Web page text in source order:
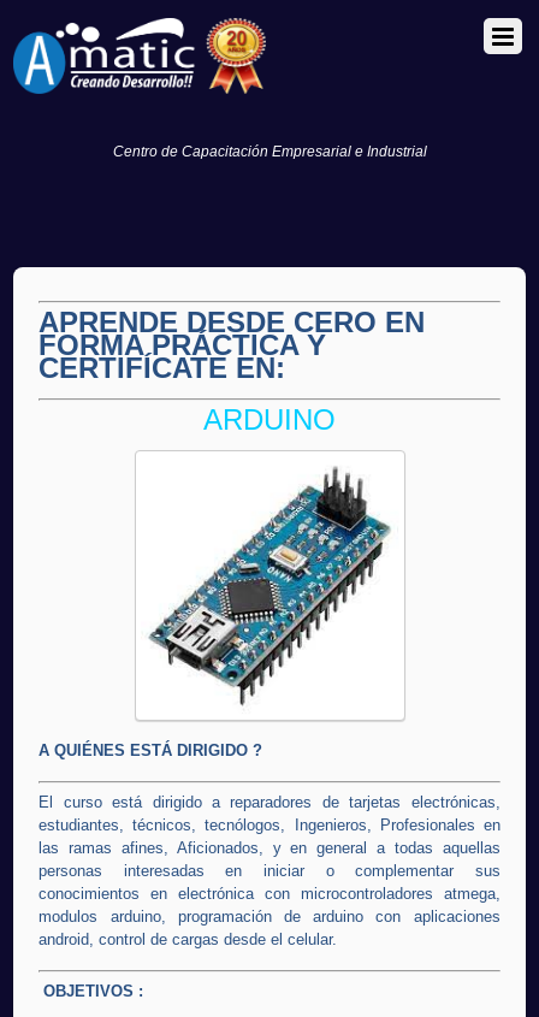
Centro de Capacitación Empresarial e Industrial
APRENDE DESDE CERO EN
FORMA PRÁCTICA Y
CERTIFÍCATE EN:
ARDUINO
A QUIÉNES ESTÁ DIRIGIDO ?
El curso está dirigido a reparadores de tarjetas electrónicas,
estudiantes, técnicos, tecnólogos, Ingenieros, Profesionales en
las ramas afines, Aficionados, y en general a todas aquellas
personas interesadas en iniciar o complementar sus
conocimientos en electrónica con microcontroladores atmega,
modulos arduino, programación de arduino con aplicaciones
android, control de cargas desde el celular.
OBJETIVOS :